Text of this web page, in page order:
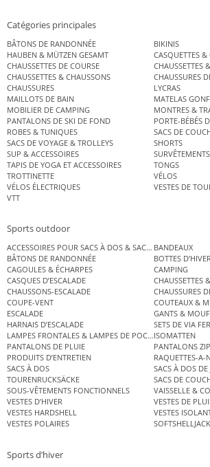
Catégories principales
BÂTONS DE RANDONNÉE
BIKINIS
HAUBEN & MÜTZEN GESAMT
CASQUETTES &
CHAUSSETTES DE COURSE
CHAUSSETTES
CHAUSSETTES & CHAUSSONS
CHAUSSURES
CHAUSSURES
LYCRAS
MAILLOTS DE BAIN
MATELAS
MOBILIER DE CAMPING
MONTRES &
PANTALONS DE SKI DE FOND
PORTE-BÉBÉS
ROBES & TUNIQUES
SACS DE
SACS DE VOYAGE & TROLLEYS
SHORTS
SUP & ACCESSOIRES
SURVÊTEMENTS
TAPIS DE YOGA ET ACCESSOIRES
TONGS
TROTTINETTE
VÉLOS
VÉLOS ÉLECTRIQUES
VESTES DE
VTT
Sports outdoor
ACCESSOIRES POUR SACS À DOS & SACS ÉTANCHES
BANDEAUX
BÂTONS DE RANDONNÉE
BOTTES
CAGOULES & ÉCHARPES
CAMPING
CASQUES D’ESCALADE
CHAUSSETTES
CHAUSSONS-ESCALADE
CHAUSSURES
COUPE-VENT
COUTEAUX &
ESCALADE
GANTS &
HARNAIS D’ESCALADE
SETS DE VIA
LAMPES FRONTALES & LAMPES DE POCHEISOMATTEN
PANTALONS DE PLUIE
PANTALONS
PRODUITS D’ENTRETIEN
RAQUETTES-A-
SACS À DOS
SACS À DOS DE
TOURENRUCKSÄCKE
SACS DE
SOUS-VÊTEMENTS FONCTIONNELS
VAISSELLE &
VESTES D’HIVER
VESTES DE
VESTES HARDSHELL
VESTES
VESTES POLAIRES
Sports d’hiver